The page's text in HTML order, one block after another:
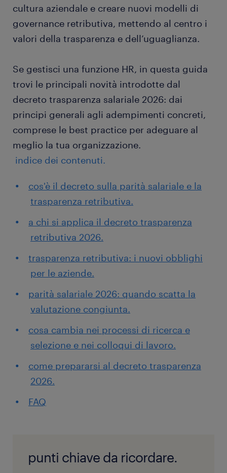
cultura aziendale e creare nuovi modelli di
governance retributiva, mettendo al centro i
valori della trasparenza e dell’uguaglianza.
Se gestisci una funzione HR, in questa guida
trovi le principali novità introdotte dal
decreto trasparenza salariale 2026: dai
principi generali agli adempimenti concreti,
comprese le best practice per adeguare al
meglio la tua organizzazione.
indice dei contenuti.
cos'è il decreto sulla parità salariale e la
trasparenza retributiva.
a chi si applica il decreto trasparenza
retributiva 2026.
trasparenza retributiva: i nuovi obblighi
per le aziende.
parità salariale 2026: quando scatta la
valutazione congiunta.
cosa cambia nei processi di ricerca e
selezione e nei colloqui di lavoro.
come prepararsi al decreto trasparenza
2026.
FAQ
punti chiave da ricordare.